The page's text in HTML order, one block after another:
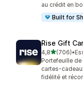
au crédit en
Built for
Rise Gift
4,8étoile(s)
(706)
706 avis au•
Portefeuille
cartes-
fidélité et